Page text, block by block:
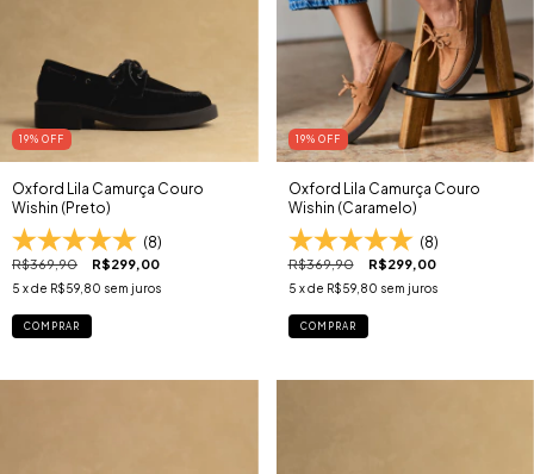
19% OFF
Oxford Lila Camurça Couro
Wishin (Preto)
(8)
R$369,90 R$299,00
5 x de R$59,80 sem juros
COMPRAR
19% OFF
Oxford Lila Camurça Couro
Wishin (Caramelo)
(8)
R$369,90 R$299,00
5 x de R$59,80 sem juros
COMPRAR